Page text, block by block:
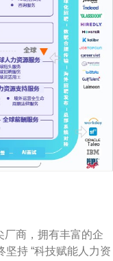
商，拥有丰富的企
持 “科技赋能人力资